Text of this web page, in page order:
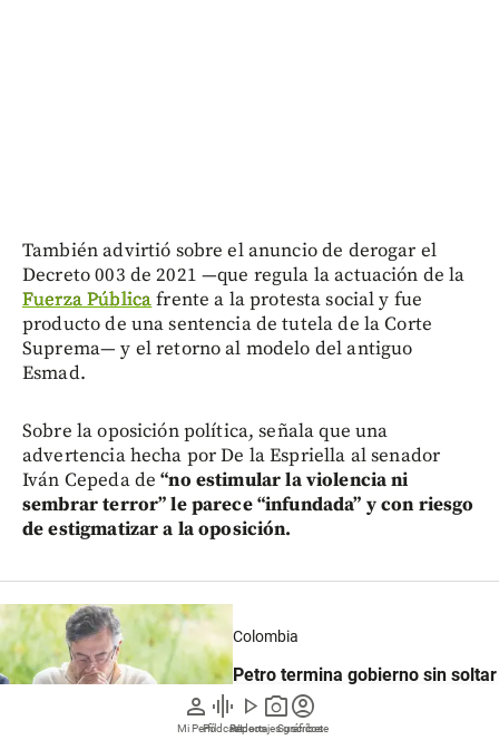
person
Mi Perfil
graphic_eq
Pódcast
play_arrow
Videos
photo_camera
Reportajes gráficos
account_circle
Suscríbete
También advirtió sobre el anuncio de derogar el
Decreto 003 de 2021 —que regula la actuación de la
Fuerza Públicafrente a la protesta social y fue
producto de una sentencia de tutela de la Corte
Suprema— y el retorno al modelo del antiguo
Esmad.
Sobre la oposición política, señala que una
advertencia hecha por De la Espriella al senador
Iván Cepeda de“no estimular la violencia ni
sembrar terror” le parece “infundada” y con riesgo
de estigmatizar a la oposición.
Colombia
Petro termina gobierno sin soltar
X y pide crear “guardias
libertadoras”